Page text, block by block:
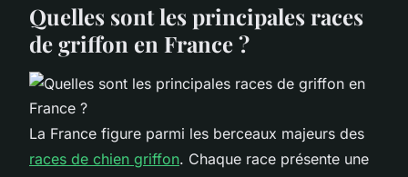
Quelles sont les principales races
de griffon en France ?
La France figure parmi les berceaux majeurs des
races de chien griffon. Chaque race présente une